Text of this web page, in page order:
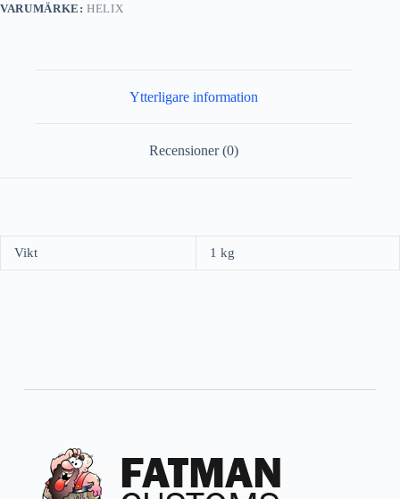
VARUMÄRKE:HELIX
Ytterligare information
Recensioner (0)
Vikt 1 kg